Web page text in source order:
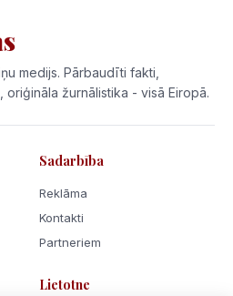
medijs. Pārbaudīti fakti,
žurnālistika - visā Eiropā.
Sadarbība
Reklāma
Kontakti
Partneriem
Lietotne